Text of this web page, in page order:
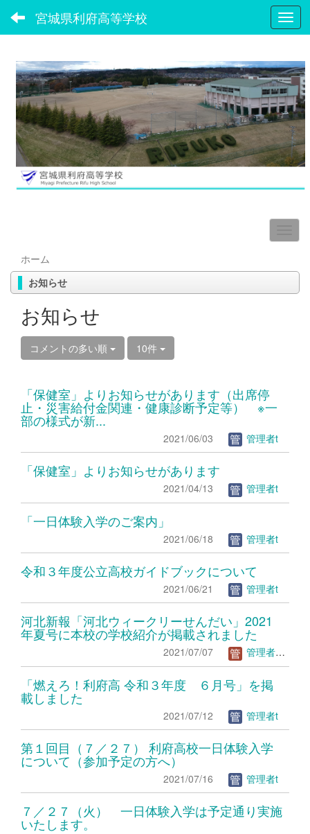
宮城県利府高等学校
ホーム
お知らせ
お知らせ
コメントの多い順 10件
「保健室」よりお知らせがあります（出席停
止・災害給付金関連・健康診断予定等） ※一
部の様式が新...
2021/06/03 管理者t
「保健室」よりお知らせがあります
2021/04/13 管理者t
「一日体験入学のご案内」
2021/06/18 管理者t
令和３年度公立高校ガイドブックについて
2021/06/21 管理者t
河北新報「河北ウィークリーせんだい」2021
年夏号に本校の学校紹介が掲載されました
2021/07/07 管理者ＴＳ
「燃えろ！利府高 令和３年度 ６月号」を掲
載しました
2021/07/12 管理者t
第１回目（７／２７） 利府高校一日体験入学
について（参加予定の方へ）
2021/07/16 管理者t
７／２７（火） 一日体験入学は予定通り実施
いたします。